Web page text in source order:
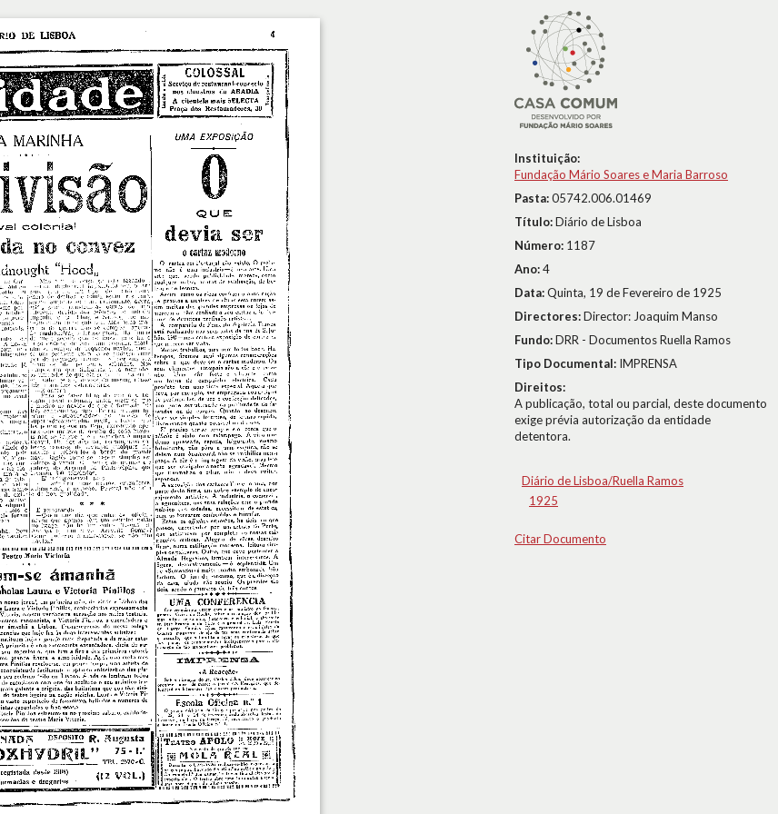
Instituição:
Fundação Mário Soares e Maria Barroso
Pasta:05742.006.01469
Título:Diário de Lisboa
Número: 1187
Ano:4
Data:Quinta, 19 de Fevereiro de 1925
Directores:Director: Joaquim Manso
Fundo:DRR - Documentos Ruella Ramos
Tipo Documental: IMPRENSA
Direitos:
A publicação, total ou parcial, deste documento
exige prévia autorização da entidade
detentora.
Diário de Lisboa/Ruella Ramos
1925
Citar Documento